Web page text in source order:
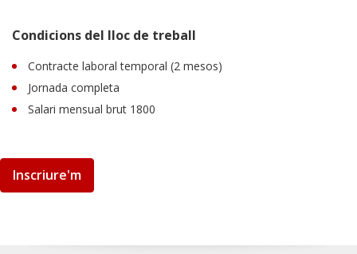
Condicions del lloc de treball
Contracte laboral temporal (2 mesos)
Jornada completa
Salari mensual brut 1800
Inscriure'm